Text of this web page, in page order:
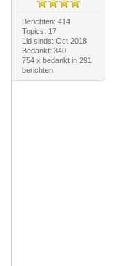
Berichten: 414
Topics: 17
Lid sinds: Oct 2018
Bedankt: 340
754 x bedankt in 291
berichten